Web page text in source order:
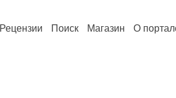
Рецензии Поиск Магазин О